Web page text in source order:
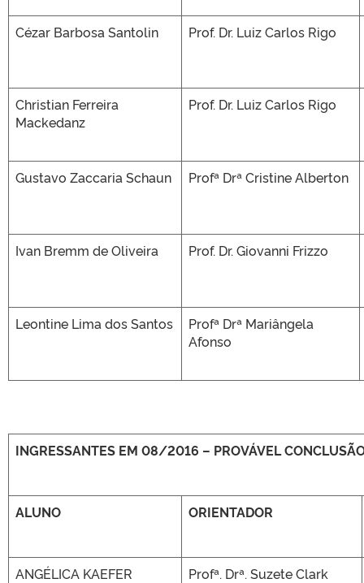
Cézar Barbosa Santolin Prof. Dr. Luiz Carlos Rigo
Christian Ferreira
Mackedanz
Prof. Dr. Luiz Carlos Rigo
Gustavo Zaccaria Schaun Profª Drª Cristine Alberton
Ivan Bremm de Oliveira Prof. Dr. Giovanni Frizzo
Leontine Lima dos Santos
Profª Drª Mariângela
Afonso
INGRESSANTES EM 08/2016 – PROVÁVEL
ALUNO ORIENTADOR
ANGÉLICA KAEFER Profª. Drª. Suzete Clark